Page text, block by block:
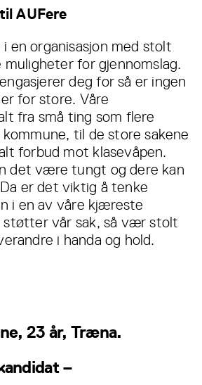
AUFere
en organisasjon med stolt
for gjennomslag.
deg for så er ingen
for store. Våre
fra små ting som flere
til de store sakene
forbud mot klasevåpen.
det være tungt og dere kan
er det viktig å tenke
i en av våre kjæreste
støtter vår sak, så vær stolt
i handa og hold.
23 år, Træna.
–